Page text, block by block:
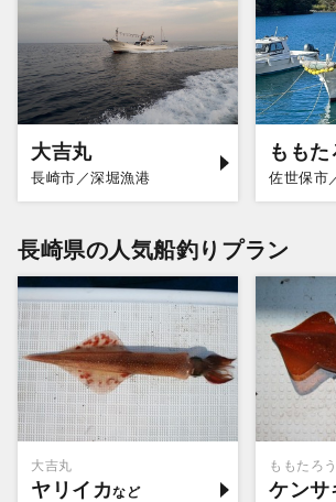
大吉丸
長崎市／深堀漁港
ももた
佐世保市
長崎県の人気船釣りプラン
大吉丸
ヤリイカ
ももたろう
ケンサ